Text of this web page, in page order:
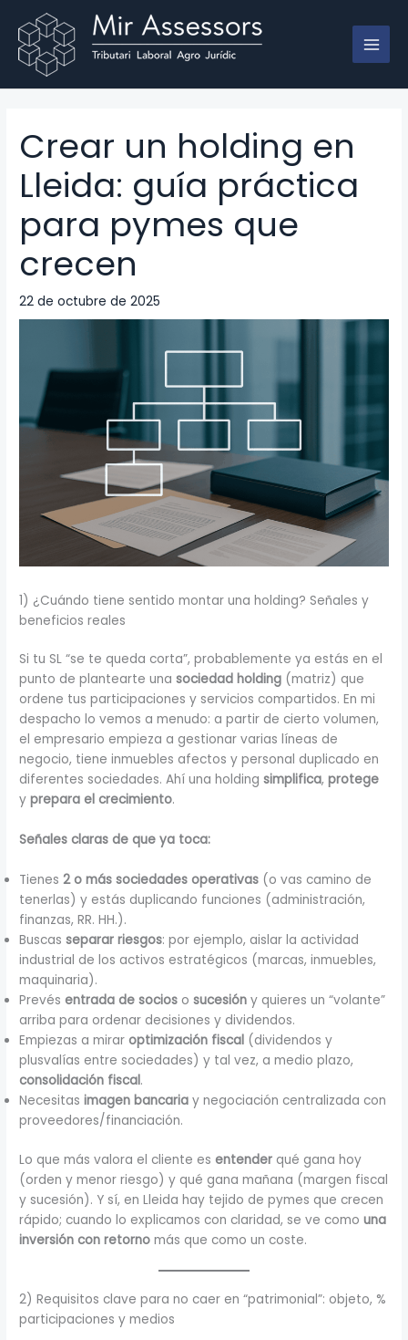
contenido
Crear un holding en
Lleida: guía práctica
para pymes que
crecen
22 de octubre de 2025
1) ¿Cuándo tiene sentido montar una holding? Señales y
beneficios reales
Si tu SL “se te queda corta”, probablemente ya estás en el
punto de plantearte unasociedad holding (matriz) que
ordene tus participaciones y servicios compartidos. En mi
despacho lo vemos a menudo: a partir de cierto volumen,
el empresario empieza a gestionar varias líneas de
negocio, tiene inmuebles afectos y personal duplicado en
diferentes sociedades. Ahí una holdingsimplifica,protege
yprepara el crecimiento.
Señales claras de que ya toca:
Tienes2 o más sociedades operativas (o vas camino de
tenerlas) y estás duplicando funciones (administración,
finanzas, RR. HH.).
Buscasseparar riesgos: por ejemplo, aislar la actividad
industrial de los activos estratégicos (marcas, inmuebles,
maquinaria).
Prevésentrada de socios osucesión y quieres un “volante”
arriba para ordenar decisiones y dividendos.
Empiezas a miraroptimización fiscal (dividendos y
plusvalías entre sociedades) y tal vez, a medio plazo,
consolidación fiscal.
Necesitasimagen bancaria y negociación centralizada con
proveedores/financiación.
Lo que más valora el cliente esentender qué gana hoy
(orden y menor riesgo) y qué gana mañana (margen fiscal
y sucesión). Y sí, en Lleida hay tejido de pymes que crecen
rápido; cuando lo explicamos con claridad, se ve comouna
inversión con retorno más que como un coste.
2) Requisitos clave para no caer en “patrimonial”: objeto, %
participaciones y medios